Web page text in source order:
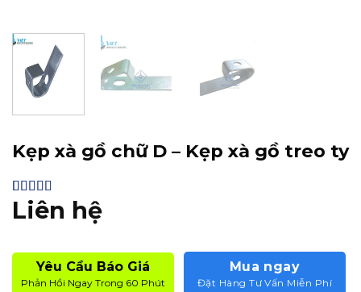
Kẹp xà gồ chữ D – Kẹp xà gồ treo ty
4.56 trên 5
dựa trên
9
Liên hệ
Yêu Cầu Báo Giá
Phản Hồi Ngay Trong 60 Phút
Mua ngay
Đặt Hàng Tư Vấn Miễn Phí